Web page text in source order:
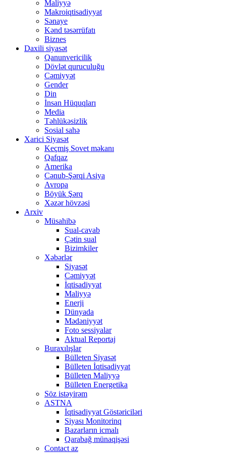
Maliyyə
Makroiqtisadiyyat
Sənaye
Kənd təsərrüfatı
Biznes
Daxili siyasət
Qanunvericilik
Dövlət quruculuğu
Cəmiyyət
Gender
Din
İnsan Hüquqları
Media
Təhlükəsizlik
Sosial sahə
Xarici Siyasət
Keçmiş Sovet məkanı
Qafqaz
Amerika
Cənub-Şərqi Asiya
Avropa
Böyük Şərq
Xəzər hövzəsi
Arxiv
Müsahibə
Sual-cavab
Çətin sual
Bizimkiler
Xəbərlər
Siyasət
Cəmiyyət
İqtisadiyyat
Maliyyə
Enerji
Dünyada
Mədəniyyət
Foto sessiyalar
Aktual Reportaj
Buraxılışlar
Bülleten Siyasət
Bülleten İqtisadiyyat
Bülleten Maliyyə
Bülleten Energetika
Söz istəyirəm
ASTNA
İqtisadiyyat Göstəriciləri
Siyası Monitorinq
Bazarların icmalı
Qarabağ münaqişəsi
Contact az